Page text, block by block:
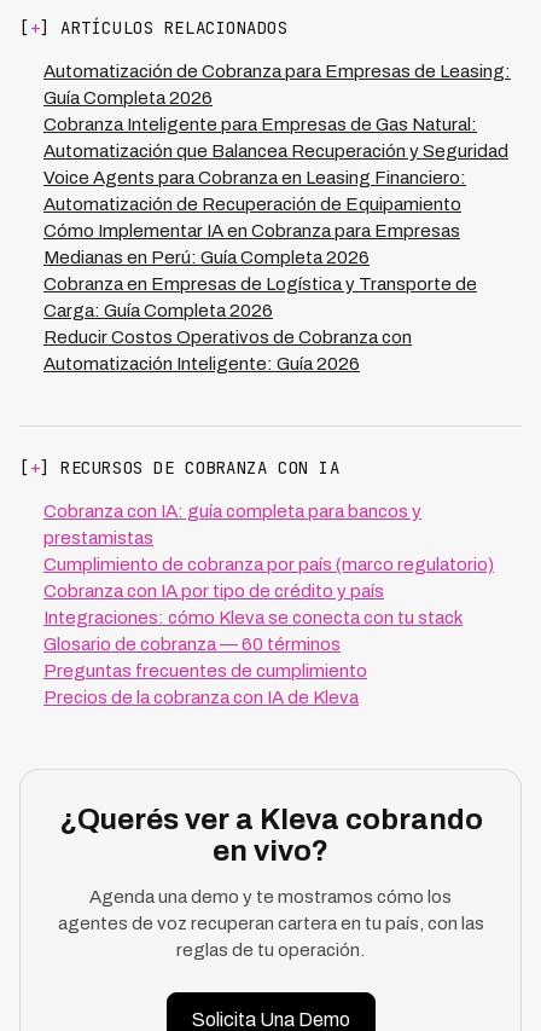
mantenimiento previene deterioro, y evidencia
documentada fortalece posición legal. Integrada con
cobranza automatizada permite intervención preventiva
protegiendo valor del activo.
[+] ARTÍCULOS RELACIONADOS
Automatización de Cobranza para Empresas de Leasing:
Guía Completa 2026
Cobranza Inteligente para Empresas de Gas Natural:
Automatización que Balancea Recuperación y Seguridad
Voice Agents para Cobranza en Leasing Financiero:
Automatización de Recuperación de Equipamiento
Cómo Implementar IA en Cobranza para Empresas
Medianas en Perú: Guía Completa 2026
Cobranza en Empresas de Logística y Transporte de
Carga: Guía Completa 2026
Reducir Costos Operativos de Cobranza con
Automatización Inteligente: Guía 2026
[+] RECURSOS DE COBRANZA CON IA
Cobranza con IA: guía completa para bancos y
prestamistas
Cumplimiento de cobranza por país (marco regulatorio)
Cobranza con IA por tipo de crédito y país
Integraciones: cómo Kleva se conecta con tu stack
Glosario de cobranza — 60 términos
Preguntas frecuentes de cumplimiento
Precios de la cobranza con IA de Kleva
¿Querés ver a Kleva cobrando
en vivo?
Agenda una demo y te mostramos cómo los
agentes de voz recuperan cartera en tu país, con las
reglas de tu operación.
Solicita Una Demo